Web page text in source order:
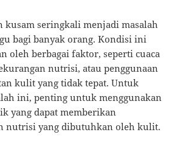
kusam seringkali menjadi masalah
bagi banyak orang. Kondisi ini
oleh berbagai faktor, seperti cuaca
nutrisi, atau penggunaan
kulit yang tidak tepat. Untuk
ini, penting untuk menggunakan
yang dapat memberikan
nutrisi yang dibutuhkan oleh kulit.